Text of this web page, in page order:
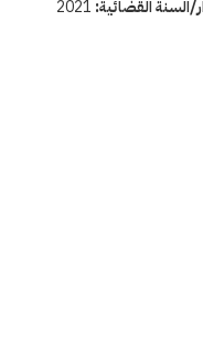
السنة القضائية: 2021